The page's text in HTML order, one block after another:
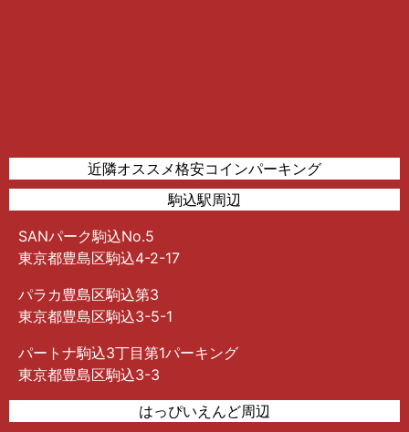
近隣オススメ格安コインパーキング
駒込駅周辺
SANパーク駒込No.5
東京都豊島区駒込4-2-17
パラカ豊島区駒込第3
東京都豊島区駒込3-5-1
パートナ駒込3丁目第1パーキング
東京都豊島区駒込3-3
はっぴいえんど周辺